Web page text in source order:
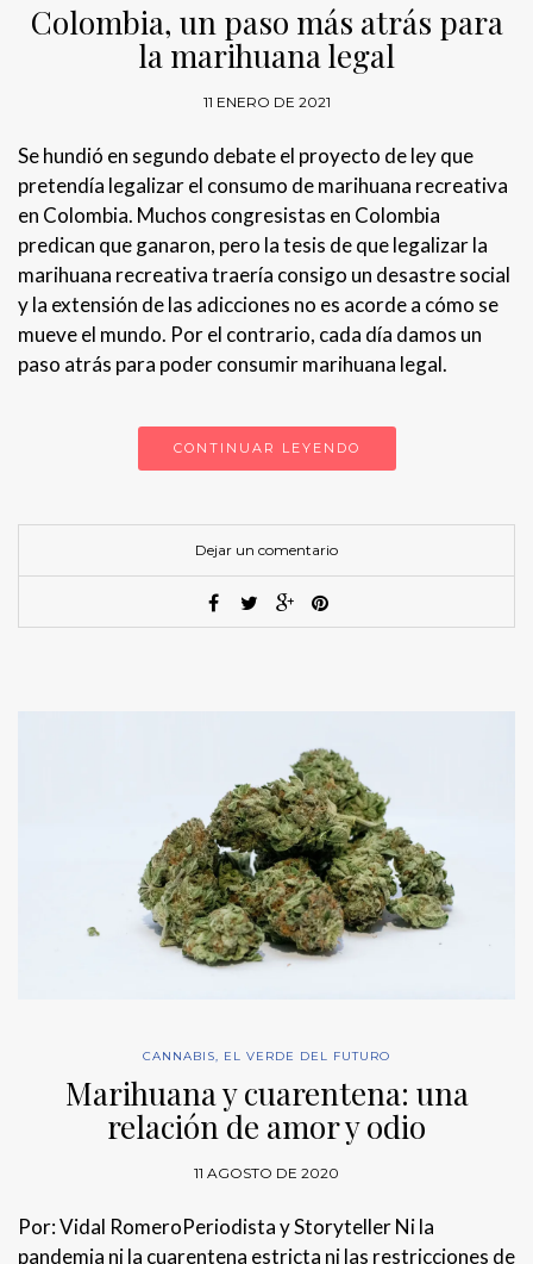
Colombia, un paso más atrás para
la marihuana legal
11 ENERO DE 2021
Se hundió en segundo debate el proyecto de ley que
pretendía legalizar el consumo de marihuana recreativa
en Colombia. Muchos congresistas en Colombia
predican que ganaron, pero la tesis de que legalizar la
marihuana recreativa traería consigo un desastre social
y la extensión de las adicciones no es acorde a cómo se
mueve el mundo. Por el contrario, cada día damos un
paso atrás para poder consumir marihuana legal.
CONTINUAR LEYENDO
Dejar un comentario
CANNABIS, EL VERDE DEL FUTURO
Marihuana y cuarentena: una
relación de amor y odio
11 AGOSTO DE 2020
Por: Vidal RomeroPeriodista y Storyteller Ni la
pandemia ni la cuarentena estricta ni las restricciones de